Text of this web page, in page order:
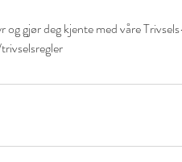
og gjør deg kjente med våre